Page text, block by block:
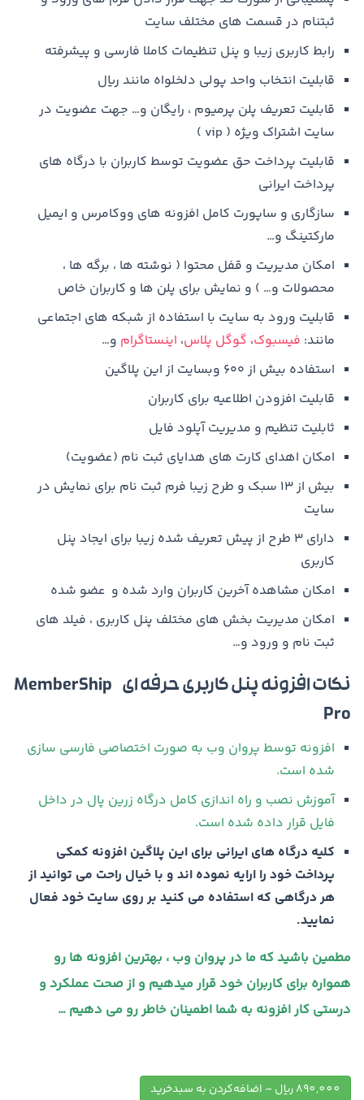
ثبتنام در قسمت های مختلف سایت
رابط کاربری زیبا و پنل تنظیمات کاملا فارسی و پیشرفته
قابلیت انتخاب واحد پولی دلخلواه مانند ریال
قابلیت تعریف پلن پرمیوم ، رایگان و… جهت عضویت در
سایت اشتراک ویژه ( vip )
قابلیت پرداخت حق عضویت توسط کاربران با درگاه های
پرداخت ایرانی
سازگاری و ساپورت کامل افزونه های ووکامرس و ایمیل
مارکتینگ و…
امکان مدیریت و قفل محتوا ( نوشته ها ، برگه ها ،
محصولات و… ) و نمایش برای پلن ها و کاربران خاص
قابلیت ورود به سایت با استفاده از شبکه های اجتماعی
مانند: فیسبوک، گوگل پلاس، اینستاگرام و…
استفاده بیش از ۶۰۰ وبسایت از این پلاگین
قابلیت افزودن اطلاعیه برای کاربران
ثابلیت تنظیم و مدیریت آپلود فایل
امکان اهدای کارت های هدایای ثبت نام (عضویت)
بیش از ۱۳ سبک و طرح زیبا فرم ثبت نام برای نمایش در
سایت
دارای ۳ طرح از پیش تعریف شده زیبا برای ایجاد پنل
کاربری
امکان مشاهده آخرین کاربران وارد شده و عضو شده
امکان مدیریت بخش های مختلف پنل کاربری ، فیلد های
ثبت نام و ورود و…
نکات افزونه پنل کاربری حرفه ای MemberShip
Pro
افزونه توسط پروان وب به صورت اختصاصی فارسی سازی
شده است.
آموزش نصب و راه اندازی کامل درگاه زرین پال در داخل
فایل قرار داده شده است.
کلیه درگاه های ایرانی برای این پلاگین افزونه کمکی
پرداخت خود را ارایه نموده اند و با خیال راحت می توانید از
هر درگاهی که استفاده می کنید بر روی سایت خود فعال
نمایید.
مطمین باشید که ما در پروان وب ، بهترین افزونه ها رو
همواره برای کاربران خود قرار میدهیم و از صحت عملکرد و
درستی کار افزونه به شما اطمینان خاطر رو می دهیم …
890,000 ریال – اضافه‌کردن به سبدخرید